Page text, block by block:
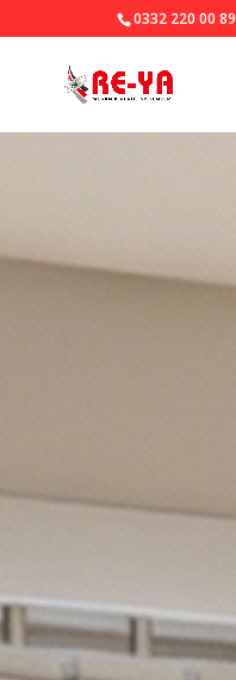
0332 220 00 89